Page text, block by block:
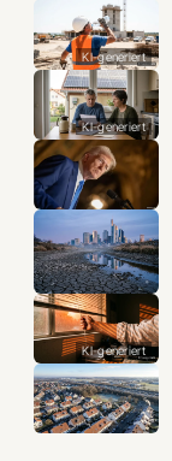
KI-generiert
KI-generiert
KI-generiert